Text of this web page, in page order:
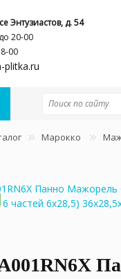
Энтузиастов, д. 54
20-00
00
plitka.ru
Марокко